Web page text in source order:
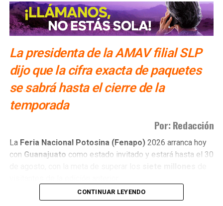
los procesos de reinserción conempatía, oportunidades
y confianzaen que, aun después de los momentos más
difíciles, siempre es posible encontrar un nuevo camino.
También lee: Congreso faculta a Sedeco para capacitar
comercios contra billetes falsos
La presidenta de la AMAV filial SLP
dijo que la cifra exacta de paquetes
se sabrá hasta el cierre de la
temporada
Por: Redacción
La Feria Nacional Potosina (Fenapo)2026 arranca hoy
con Guanajuato como estado invitado y estará hasta el 30
Daniela Alejandra Alonso Barrón, presidenta de la
CONTINUAR LEYENDO